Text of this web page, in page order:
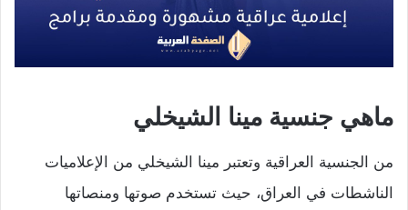
ماهي جنسية مينا الشيخلي
من الجنسية العراقية وتعتبر مينا الشيخلي من الإعلاميات
الناشطات في العراق، حيث تستخدم صوتها ومنصاتها